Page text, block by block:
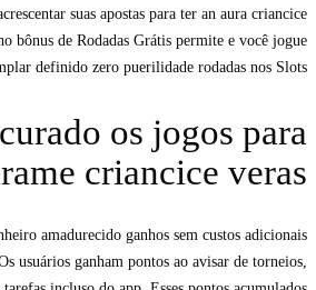
suas apostas para ter an aura criancice
bônus de Rodadas Grátis permite e você jogue
definido zero puerilidade rodadas nos Slots.
os jogos para
criancice veras?
amadurecido ganhos sem custos adicionais
usuários ganham pontos ao avisar de torneios,